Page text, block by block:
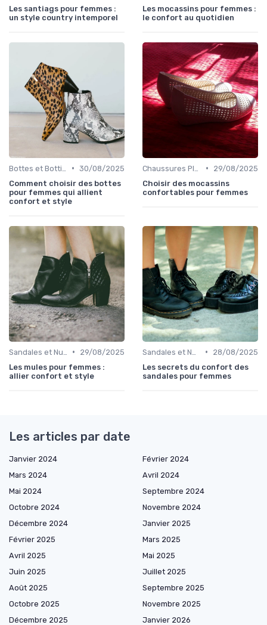
Les santiags pour femmes :
un style country intemporel
Les mocassins pour femmes :
le confort au quotidien
• 30/08/2025
Comment choisir des bottes
pour femmes qui allient
confort et style
•
29/08/2025
Choisir des mocassins
confortables pour femmes
•
29/08/2025
Les mules pour femmes :
allier confort et style
•
28/08/2025
Les secrets du confort des
sandales pour femmes
Les articles par date
Janvier 2024
Février 2024
Mars 2024
Avril 2024
Mai 2024
Septembre 2024
Octobre 2024
Novembre 2024
Décembre 2024
Janvier 2025
Février 2025
Mars 2025
Avril 2025
Mai 2025
Juin 2025
Juillet 2025
Août 2025
Septembre 2025
Octobre 2025
Novembre 2025
Décembre 2025
Janvier 2026